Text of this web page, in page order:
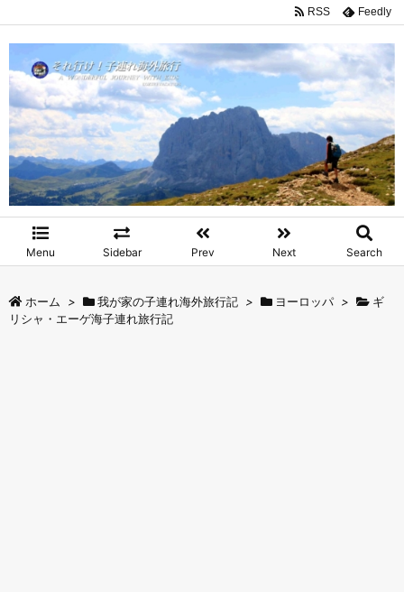
Menu Sidebar Prev Next Search
RSS Feedly
ホーム > 我が家の子連れ海外旅行記 > ヨーロッパ >
ギ
リシャ・エーゲ海子連れ旅行記